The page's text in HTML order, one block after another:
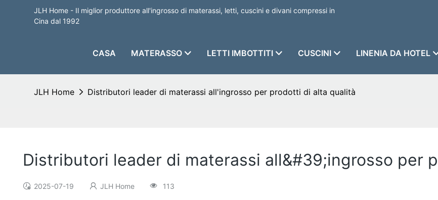
JLH Home - Il miglior produttore all'ingrosso di materassi, letti, cuscini e divani compressi in
Cina dal 1992
CASA MATERASSO LETTI IMBOTTITI CUSCINI LINENIA DA HOTEL
JLH Home Distributori leader di materassi all'ingrosso per prodotti di alta qualità
Distributori leader di materassi all&#39;ingrosso per
2025-07-19 JLH Home 113